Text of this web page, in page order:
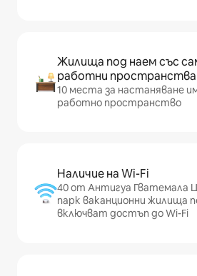
Жилища под наем със
работни пространства
10 места за настаняване
работно пространство
Наличие на Wi-Fi
40 от Антигуа Гватемала
парк ваканционни жилища
включват достъп до Wi-Fi